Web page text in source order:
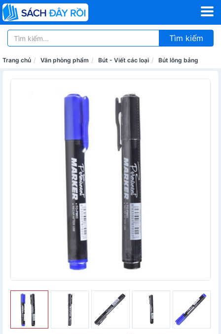
Tìm kiếm
Trang chủ Văn phòng phẩm Bút - Viết các loại Bút lông bảng